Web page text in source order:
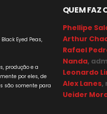
Eyed Peas,
produção e a
por eles, de
são somente para
QUEM FAZ
Phellipe
Arthur
Rafael
Nanda,
Leonardo
Alex Lanes,
Ueider